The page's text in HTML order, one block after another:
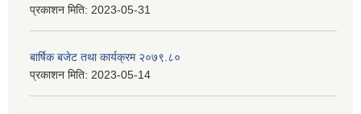
प्रकाशन मिति: 2023-05-31
बार्षिक बजेट तथा कार्यक्रम २०७९.८०
प्रकाशन मिति: 2023-05-14